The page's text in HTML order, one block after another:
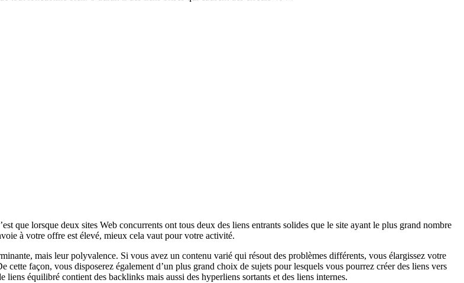
que lorsque deux sites Web concurrents ont tous deux des liens entrants solides que le site ayant le plus grand nombre
à votre offre est élevé, mieux cela vaut pour votre activité.
mais leur polyvalence. Si vous avez un contenu varié qui résout des problèmes différents, vous élargissez votre
façon, vous disposerez également d’un plus grand choix de sujets pour lesquels vous pourrez créer des liens vers
liens équilibré contient des backlinks mais aussi des hyperliens sortants et des liens internes.